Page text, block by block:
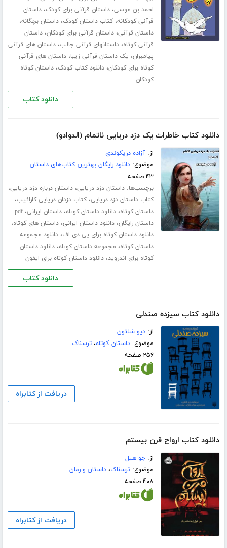
احمد بن موسی،داستان قرآنی برای کودک،داستان
قرآنی کودکانه،کتاب داستان کودک،داستان بچگانه،
داستان قرآنی،داستان قرآنی برای کودکان،داستان
قرآنی کوتاه،داستانهای قرآنی جالب،داستان های قرآنی
پیامبران، یک داستان قرآنی زیبا،داستان های قرآنی
کوتاه برای کودکان،دانلود کتاب کودک،داستان کوتاه
کودکان
دانلود کتاب
دانلود کتاب خاطرات یک دزد دریایی ناتمام (الدوادو)
از:آزاده دریکوندی
موضوع:دانلود رایگان بهترین کتاب‌های داستان
۴۳ صفحه
برچسب‌ها:داستان دزد دریایی،داستان درباره دزد دریایی،
کتاب داستان دزد دریایی،کتاب دزدان دریایی کارائیب،
داستان کوتاه،دانلود داستان کوتاه،داستان ایرانی،pdf
داستان رایگان،دانلود داستان ایرانی،داستان های کوتاه،
دانلود داستان کوتاه برای پی دی اف،دانلود مجموعه
داستان کوتاه، مجموعه داستان کوتاه،دانلود داستان
کوتاه برای اندروید،دانلود داستان کوتاه برای ایفون
دانلود کتاب
دانلود کتاب سیزده صندلی
از:دیو شلتون
موضوع:داستان کوتاه،ترسناک
۲۵۶ صفحه
دریافت از کتابراه
دانلود کتاب ارواح قرن بیستم
از:جو ھیل
موضوع:ترسناک،داستان و رمان
۴۰۸ صفحه
دریافت از کتابراه